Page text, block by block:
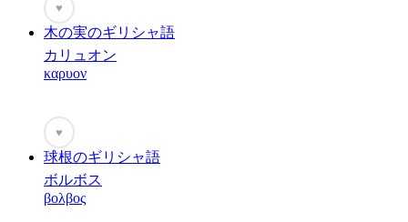
♥
木の実のギリシャ語
カリュオン
καρυον
♥
球根のギリシャ語
ボルボス
βολβος